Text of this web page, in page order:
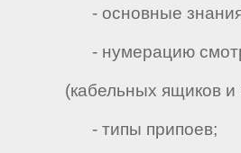
- основные знания
- нумерацию
(кабельных ящиков и
- типы припоев;